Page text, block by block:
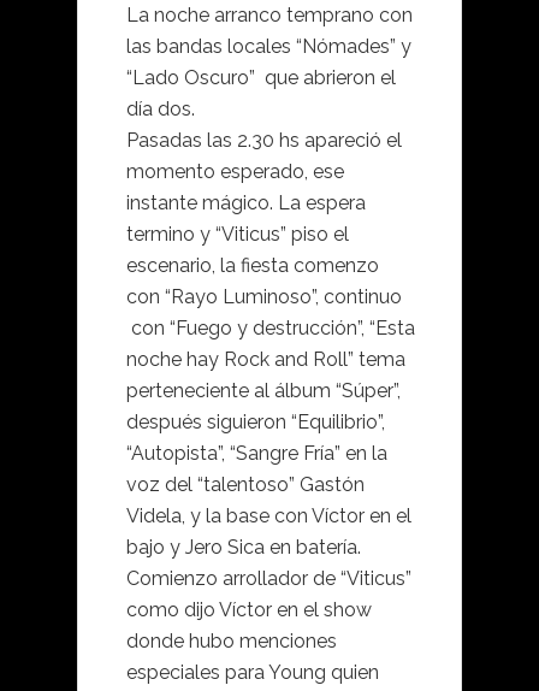
La noche arranco temprano con
las bandas locales “Nómades” y
“Lado Oscuro” que abrieron el
día dos.
Pasadas las 2.30 hs apareció el
momento esperado, ese
instante mágico. La espera
termino y “Viticus” piso el
escenario, la fiesta comenzo
con “Rayo Luminoso”, continuo
con “Fuego y destrucción”, “Esta
noche hay Rock and Roll” tema
perteneciente al álbum “Súper”,
después siguieron “Equilibrio”,
“Autopista”, “Sangre Fría” en la
voz del “talentoso” Gastón
Videla, y la base con Víctor en el
bajo y Jero Sica en batería.
Comienzo arrollador de “Viticus”
como dijo Víctor en el show
donde hubo menciones
especiales para Young quien